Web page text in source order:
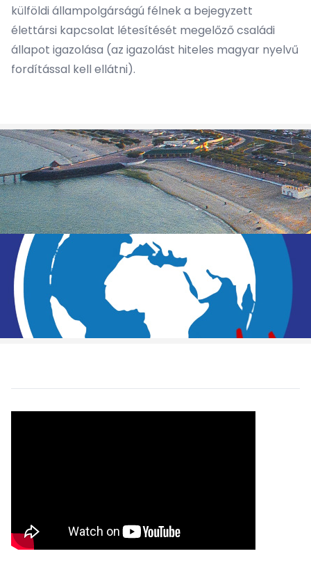
külföldi állampolgárságú félnek a bejegyzett
élettársi kapcsolat létesítését megelőző családi
állapot igazolása (az igazolást hiteles magyar nyelvű
fordítással kell ellátni).